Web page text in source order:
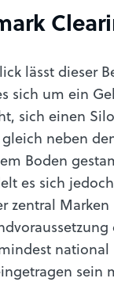
lässt dieser
sich um ein
sich einen
neben
Boden
es sich
zentral
national
sein